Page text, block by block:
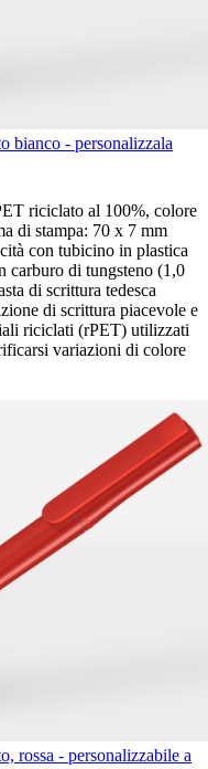
bianco - personalizzala
riciclato al 100%, colore
di stampa: 70 x 7 mm
con tubicino in plastica
carburo di tungsteno (1,0
di scrittura tedesca
di scrittura piacevole e
riciclati (rPET) utilizzati
variazioni di colore
rossa - personalizzabile a